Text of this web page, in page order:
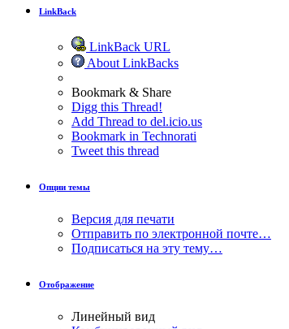
LinkBack
LinkBack URL
About LinkBacks
Bookmark & Share
Digg this Thread!
Add Thread to del.icio.us
Bookmark in Technorati
Tweet this thread
Опции темы
Версия для печати
Отправить по электронной почте…
Подписаться на эту тему…
Отображение
Линейный вид